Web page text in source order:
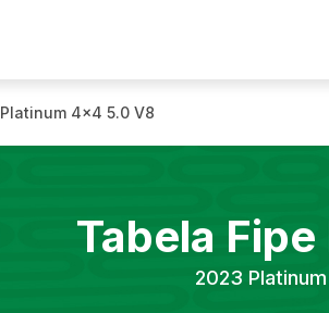
Platinum 4x4 5.0 V8
Tabela Fipe
2023